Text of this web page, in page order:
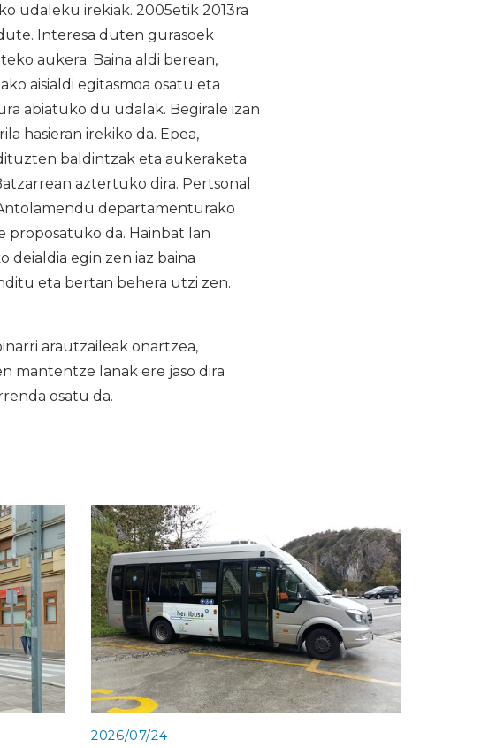
udaleku irekiak. 2005etik 2013ra
Interesa duten gurasoek
aukera. Baina aldi berean,
aisialdi egitasmoa osatu eta
abiatuko du udalak. Begirale izan
hasieran irekiko da. Epea,
baldintzak eta aukeraketa
aztertuko dira. Pertsonal
departamenturako
proposatuko da. Hainbat lan
egin zen iaz baina
eta bertan behera utzi zen.
arautzaileak onartzea,
mantentze lanak ere jaso dira
osatu da.
2026/07/24